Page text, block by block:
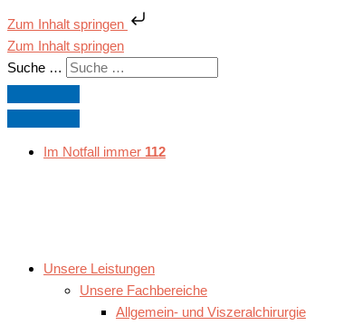
Zum Inhalt springen
Zum Inhalt springen
Suche …
Im Notfall immer 112
Unsere Leistungen
Unsere Fachbereiche
Allgemein- und Viszeralchirurgie